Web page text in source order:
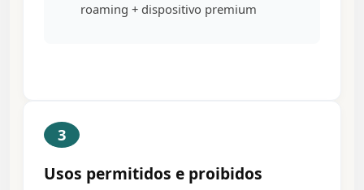
roaming + dispositivo premium
3
Usos permitidos e proibidos